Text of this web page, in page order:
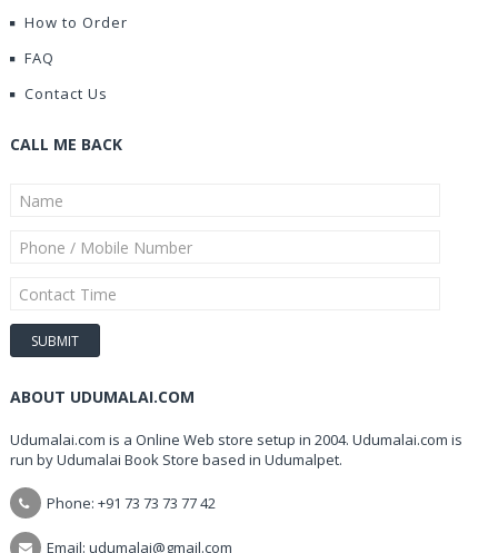
How to Order
FAQ
Contact Us
CALL ME BACK
ABOUT UDUMALAI.COM
Udumalai.com is a Online Web store setup in 2004. Udumalai.com is
run by Udumalai Book Store based in Udumalpet.
Phone: +91 73 73 73 77 42
Email: udumalai@gmail.com